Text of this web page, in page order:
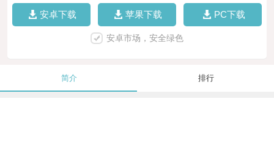
安卓下载 苹果下载 PC下载
安卓市场，安全绿色
简介 排行